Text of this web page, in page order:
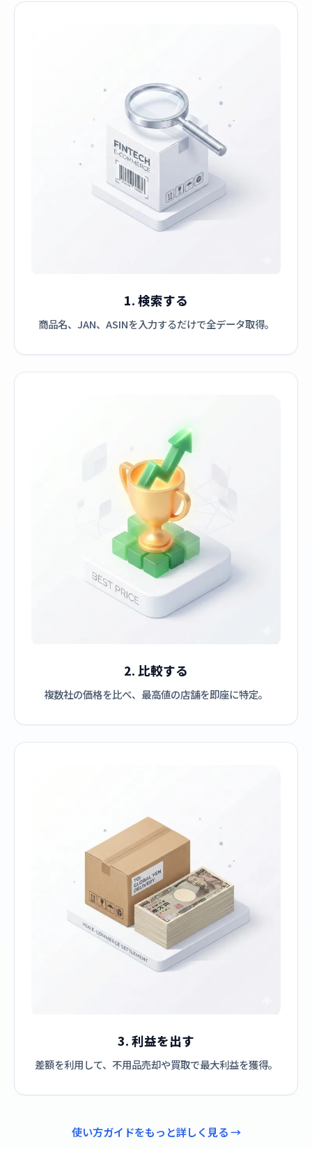
1. 検索する
商品名、JAN、ASINを入力するだけで全データ取得。
2. 比較する
複数社の価格を比べ、最高値の店舗を即座に特定。
3. 利益を出す
差額を利用して、不用品売却や買取で最大利益を獲得。
使い方ガイドをもっと詳しく見る →